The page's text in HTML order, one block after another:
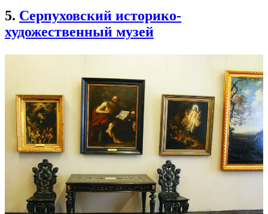
5. Серпуховский историко-
художественный музей